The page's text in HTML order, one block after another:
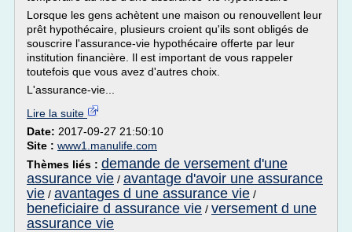
Lorsque les gens achètent une maison ou renouvellent leur
prêt hypothécaire, plusieurs croient qu'ils sont obligés de
souscrire l'assurance-vie hypothécaire offerte par leur
institution financière. Il est important de vous rappeler
toutefois que vous avez d'autres choix.
L'assurance-vie...
Lire la suite
Date: 2017-09-27 21:50:10
Site : www1.manulife.com
Thèmes liés : demande de versement d'une
assurance vie / avantage d'avoir une assurance
vie / avantages d une assurance vie /
beneficiaire d assurance vie / versement d une
assurance vie